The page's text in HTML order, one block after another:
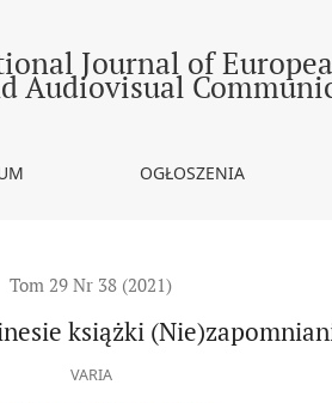
Journal of
Audiovisual
OGŁOSZENIA
Tom 29 Nr 38 (2021)
książki
VARIA